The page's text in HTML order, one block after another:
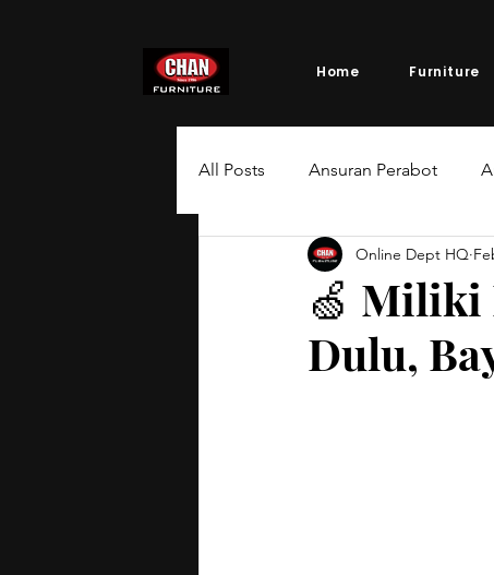
Home Furniture
All Posts Ansuran Perabot
🍏 Miliki
Dulu,
Online Dept HQ